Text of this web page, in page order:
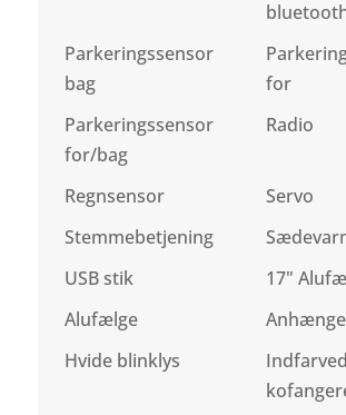
Parkeringssensor
bag
for
Parkeringssensor
for/bag
Radio
Regnsensor
Servo
Stemmebetjening
USB stik
17"
Alufælge
Hvide blinklys